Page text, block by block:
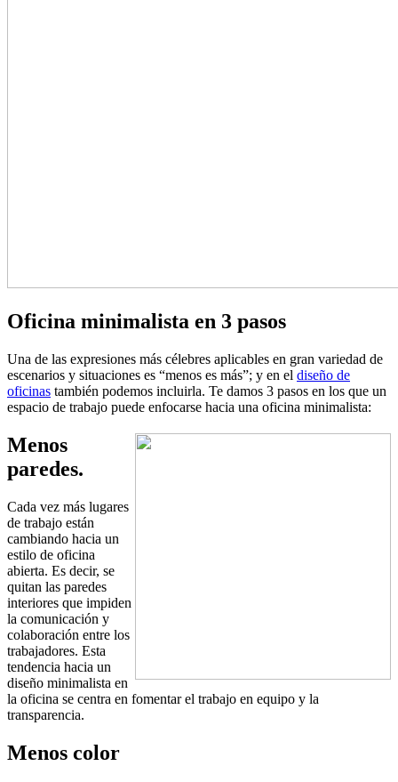
Oficina minimalista en 3 pasos
Una de las expresiones más célebres aplicables en gran variedad de
escenarios y situaciones es “menos es más”; y en el diseño de
oficinas también podemos incluirla. Te damos 3 pasos en los que un
espacio de trabajo puede enfocarse hacia una oficina minimalista:
Menos
paredes.
Cada vez más lugares
de trabajo están
cambiando hacia un
estilo de oficina
abierta. Es decir, se
quitan las paredes
interiores que impiden
la comunicación y
colaboración entre los
trabajadores. Esta
tendencia hacia un
diseño minimalista en
la oficina se centra en fomentar el trabajo en equipo y la
transparencia.
Menos color